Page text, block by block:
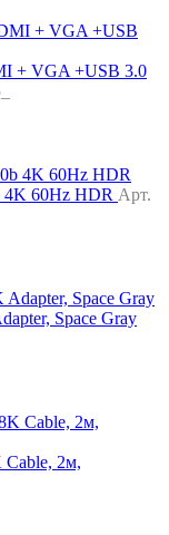
+ VGA +USB 3.0
4K 60Hz HDR Арт.
Space Gray
2м,